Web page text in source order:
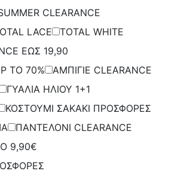
CLEARANCE
LACE
TOTAL WHITE
ΕΩΣ 19,90
TO 70%
ΑΜΠΙΓΙΕ CLEARANCE
ΓΥΑΛΙΑ ΗΛΙΟΥ 1+1
ΚΟΣΤΟΥΜΙ ΣΑΚΑΚΙ ΠΡΟΣΦΟΡΕΣ
ΠΑΝΤΕΛΟΝΙ CLEARANCE
9,90€